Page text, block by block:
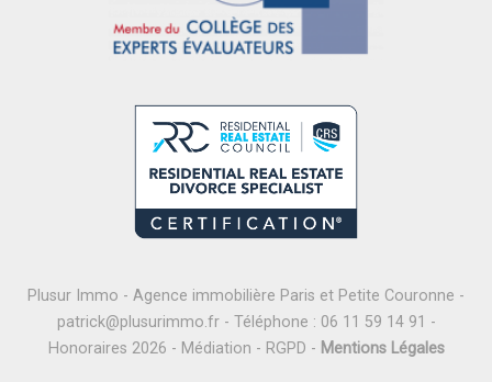
Plusur Immo - Agence immobilière Paris et Petite Couronne -
patrick@plusurimmo.fr- Téléphone : 06 11 59 14 91 -
Honoraires 2026 - Médiation - RGPD - Mentions Légales